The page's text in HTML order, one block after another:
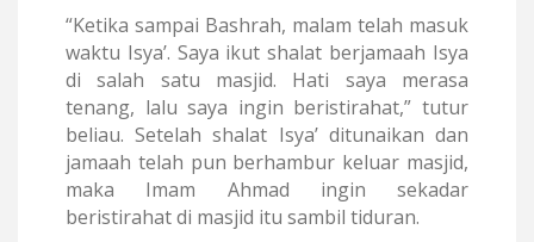
“Ketika sampai Bashrah, malam telah masuk
waktu Isya’. Saya ikut shalat berjamaah Isya
di salah satu masjid. Hati saya merasa
tenang, lalu saya ingin beristirahat,” tutur
beliau. Setelah shalat Isya’ ditunaikan dan
jamaah telah pun berhambur keluar masjid,
maka Imam Ahmad ingin sekadar
beristirahat di masjid itu sambil tiduran.